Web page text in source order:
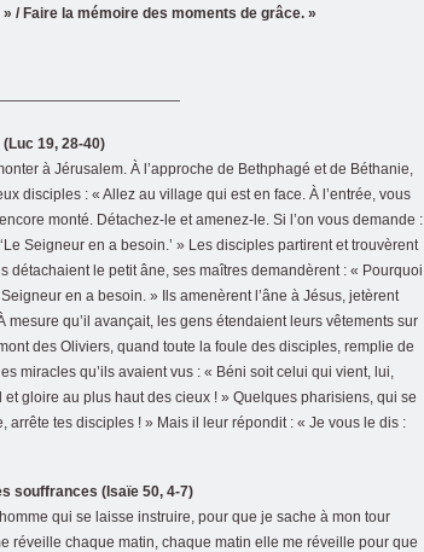
/ Faire la mémoire des moments de grâce. »
19, 28-40)
à Jérusalem. À l’approche de Bethphagé et de Béthanie,
disciples : « Allez au village qui est en face. À l’entrée, vous
monté. Détachez-le et amenez-le. Si l’on vous demande :
Seigneur en a besoin.’ » Les disciples partirent et trouvèrent
détachaient le petit âne, ses maîtres demandèrent : « Pourquoi
en a besoin. » Ils amenèrent l’âne à Jésus, jetèrent
mesure qu’il avançait, les gens étendaient leurs vêtements sur
des Oliviers, quand toute la foule des disciples, remplie de
miracles qu’ils avaient vus : « Béni soit celui qui vient, lui,
gloire au plus haut des cieux ! » Quelques pharisiens, qui se
arrête tes disciples ! » Mais il leur répondit : « Je vous le dis :
souffrances (Isaïe 50, 4-7)
qui se laisse instruire, pour que je sache à mon tour
réveille chaque matin, chaque matin elle me réveille pour que